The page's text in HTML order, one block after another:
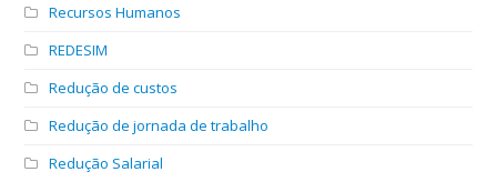
Recursos Humanos
REDESIM
Redução de custos
Redução de jornada de trabalho
Redução Salarial